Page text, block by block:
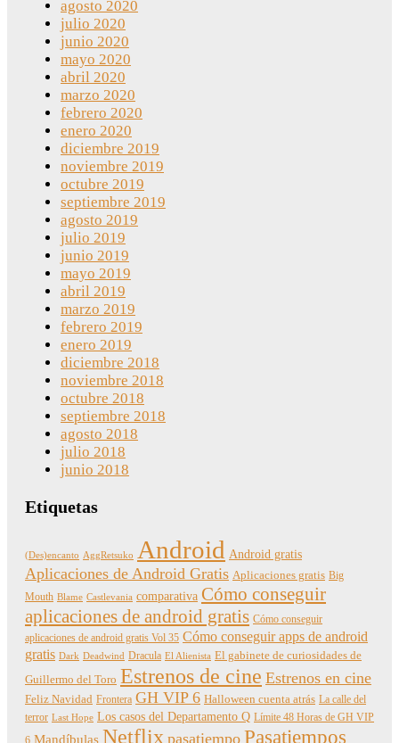
agosto 2020
julio 2020
junio 2020
mayo 2020
abril 2020
marzo 2020
febrero 2020
enero 2020
diciembre 2019
noviembre 2019
octubre 2019
septiembre 2019
agosto 2019
julio 2019
junio 2019
mayo 2019
abril 2019
marzo 2019
febrero 2019
enero 2019
diciembre 2018
noviembre 2018
octubre 2018
septiembre 2018
agosto 2018
julio 2018
junio 2018
Etiquetas
(Des)encanto AggRetsuko Android Android gratis
Aplicaciones de Android Gratis Aplicaciones gratis Big
Mouth Blame Castlevania comparativa Cómo conseguir
aplicaciones de android gratis Cómo conseguir
aplicaciones de android gratis Vol 35 Cómo conseguir apps de android
gratis Dark Deadwind Dracula El Alienista El gabinete de curiosidades de
Guillermo del Toro Estrenos de cine Estrenos en cine
Feliz Navidad Frontera GH VIP 6 Halloween cuenta atrás La calle del
terror Last Hope Los casos del Departamento Q Límite 48 Horas de GH VIP
Mandíbulas Netflix pasatiempo Pasatiempos